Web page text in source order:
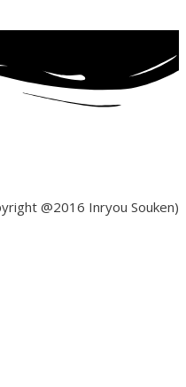
@2016 Inryou Souken)